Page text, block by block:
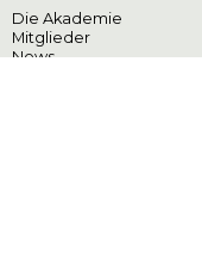
Die Akademie
Mitglieder
News